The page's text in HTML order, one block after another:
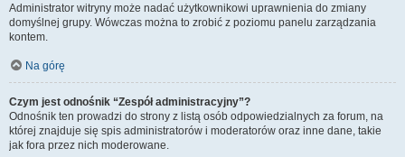
Administrator witryny może nadać użytkownikowi uprawnienia do zmiany
domyślnej grupy. Wówczas można to zrobić z poziomu panelu zarządzania
kontem.
Na górę
Czym jest odnośnik “Zespół administracyjny”?
Odnośnik ten prowadzi do strony z listą osób odpowiedzialnych za forum, na
której znajduje się spis administratorów i moderatorów oraz inne dane, takie
jak fora przez nich moderowane.